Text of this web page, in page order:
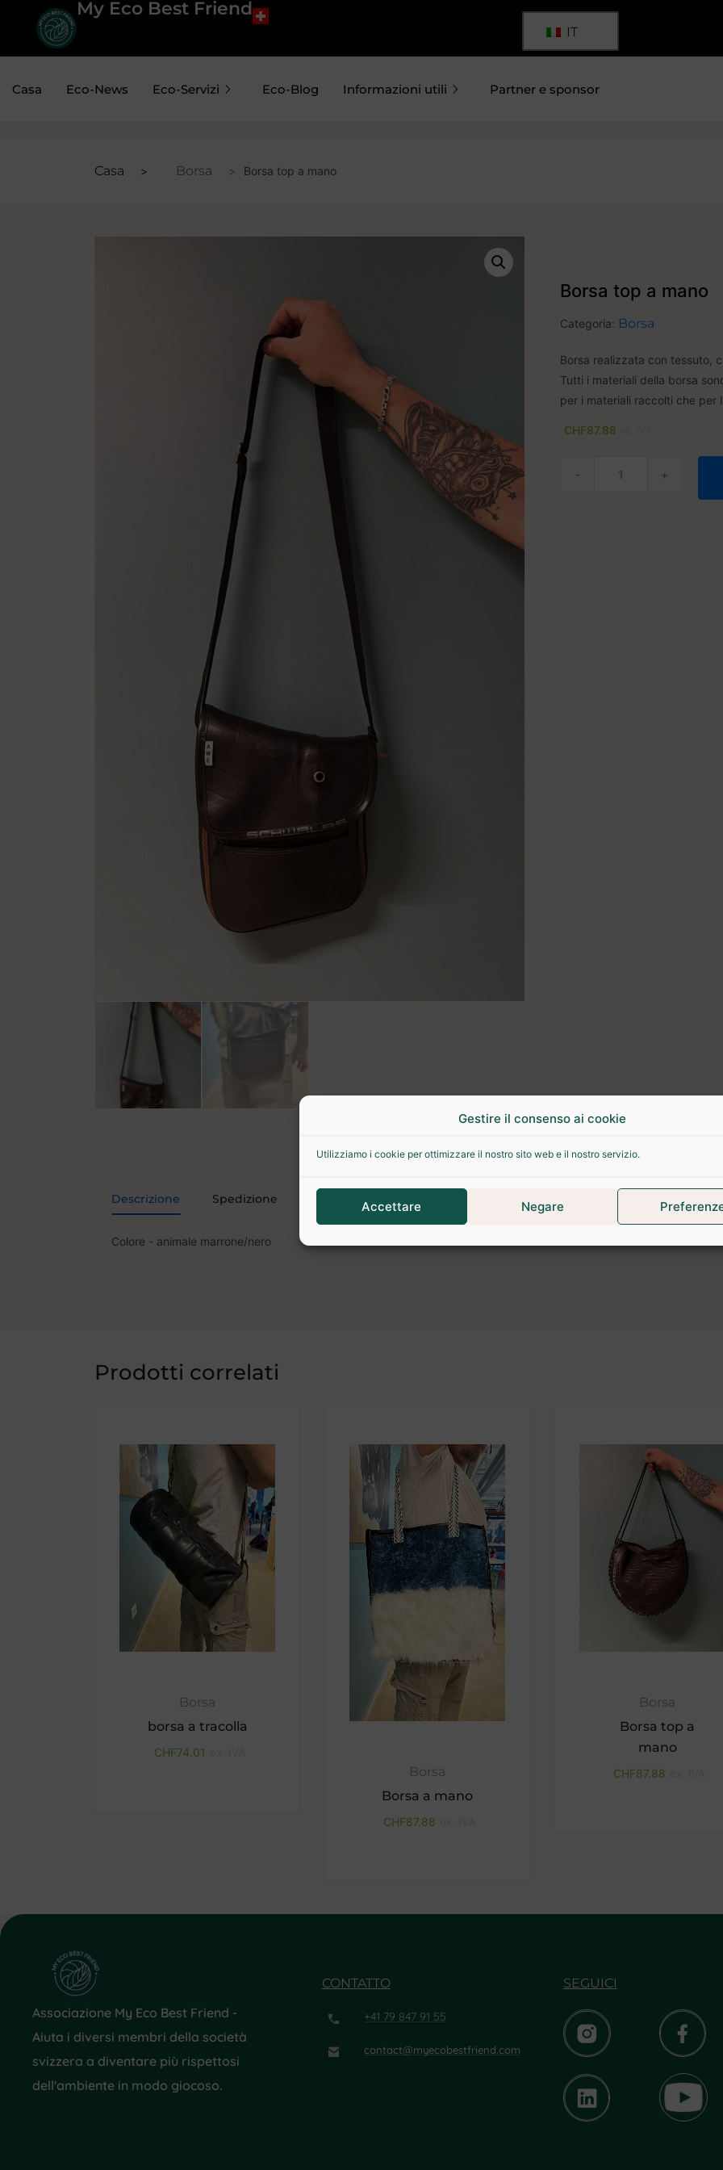
Gestire il consenso ai cookie
Utilizziamo i cookie per ottimizzare il nostro sito web e il nostro servizio.
Accettare Negare
My Eco Best Friend
IT
Casa Eco-News Eco-Servizi Eco-Blog Informazioni utili Partner e sponsor
Casa Borsa Borsa top a mano
Borsa top a mano
Categoria: Borsa
Borsa realizzata con tessuto,
Tutti i materiali della borsa
per i materiali raccolti che per
CHF87.88
Descrizione Spedizione Informazioni aggiuntive Recensioni (0) Altri prodotti
Colore - animale marrone/nero
Prodotti correlati
Borsa
borsa a tracolla
CHF74.01
Borsa
Borsa a mano
CHF87.88
Borsa
Borsa top a
mano
CHF87.88
CONTATTO SEGUICI
Associazione My Eco Best Friend -
Aiuta i diversi membri della società
svizzera a diventare più rispettosi
dell'ambiente in modo giocoso.
+41 79 847 91 55
contact@myecobestfriend.com